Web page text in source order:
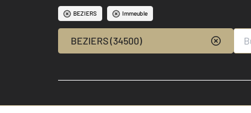
BEZIERS Immeuble
BEZIERS (34500)